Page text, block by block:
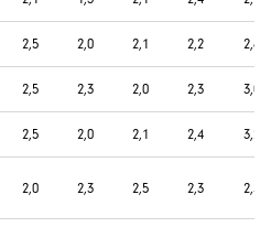
2,5 2,0 2,1 2,2 2,6
2,5 2,3 2,0 2,3 3,0
2,5 2,0 2,1 2,4 3,2
2,0 2,3 2,5 2,3 2,5